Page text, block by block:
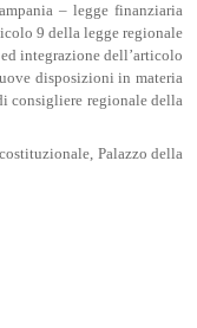
– legge finanziaria
9 della legge regionale
integrazione dell’articolo
disposizioni in materia
consigliere regionale della
Palazzo della